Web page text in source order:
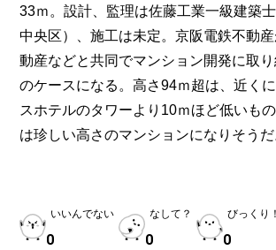
33ｍ。設計、監理は佐藤工業一級建築
中央区）、施工は未定。京阪電鉄不動
動産などと共同でマンション開発に取
のケースになる。高さ94ｍ超は、近く
スホテルのタワーより10ｍほど低いも
は珍しい高さのマンションになりそうだ
いいんでない
0
なして？
0
びっくり！
0